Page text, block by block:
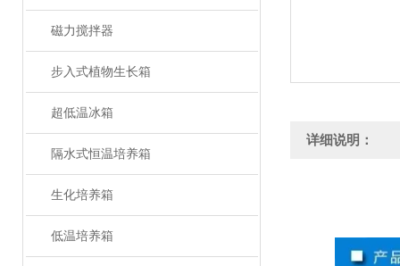
磁力搅拌器
步入式植物生长箱
超低温冰箱
隔水式恒温培养箱
生化培养箱
低温培养箱
详细说明：